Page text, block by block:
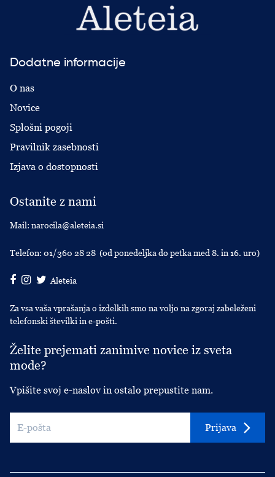
Dodatne informacije
O nas
Novice
Splošni pogoji
Pravilnik zasebnosti
Izjava o dostopnosti
Ostanite z nami
Mail: narocila@aleteia.si
Telefon: 01/360 28 28 (od ponedeljka do petka med 8. in 16. uro)
Aleteia
Za vsa vaša vprašanja o izdelkih smo na voljo na zgoraj zabeleženi
telefonski številki in e-pošti.
Želite prejemati zanimive novice iz sveta
mode?
Vpišite svoj e-naslov in ostalo prepustite nam.
Prijava